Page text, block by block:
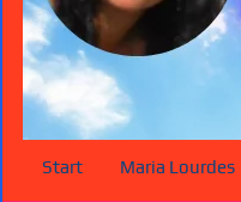
Start Maria Lourdes